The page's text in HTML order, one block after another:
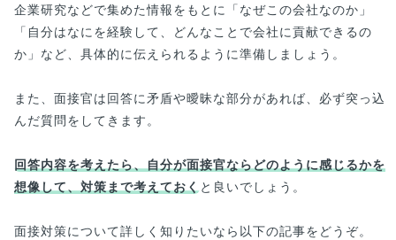
企業研究などで集めた情報をもとに「なぜこの会社なのか」
「自分はなにを経験して、どんなことで会社に貢献できるの
か」など、具体的に伝えられるように準備しましょう。
また、面接官は回答に矛盾や曖昧な部分があれば、必ず突っ込
んだ質問をしてきます。
回答内容を考えたら、自分が面接官ならどのように感じるかを
想像して、対策まで考えておく と良いでしょう。
面接対策について詳しく知りたいなら以下の記事をどうぞ。